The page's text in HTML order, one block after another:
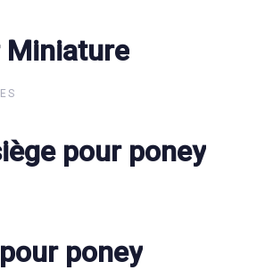
Miniature
Miniature
pour poney
pour poney
poney
poney